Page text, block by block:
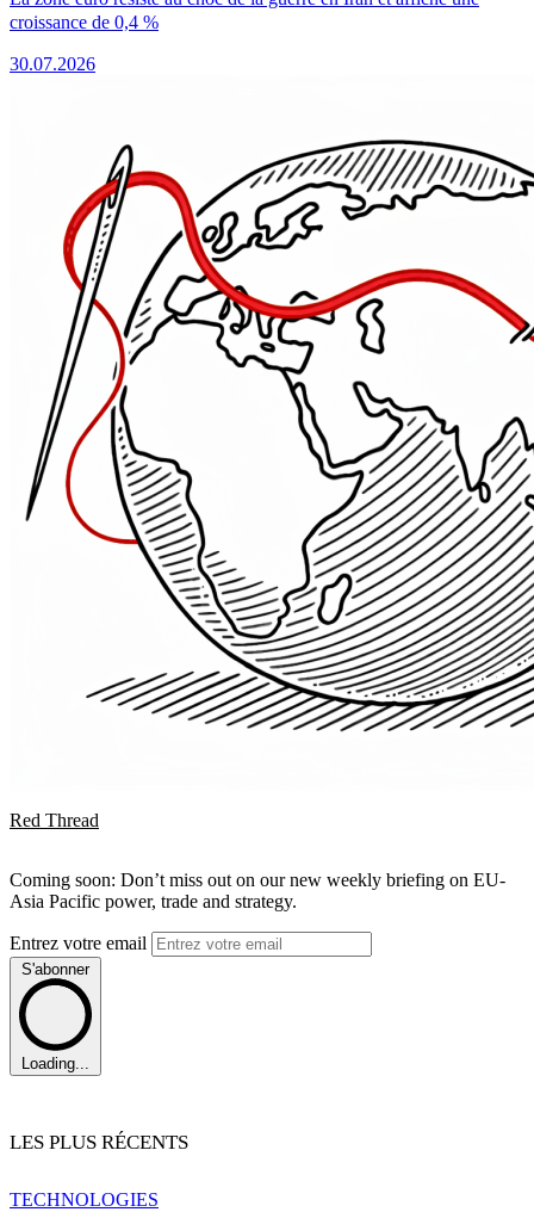
croissance de 0,4 %
30.07.2026
Red Thread
Coming soon: Don’t miss out on our new weekly briefing on EU-
Asia Pacific power, trade and strategy.
Entrez votre email
S'abonner
Loading...
LES PLUS RÉCENTS
TECHNOLOGIES